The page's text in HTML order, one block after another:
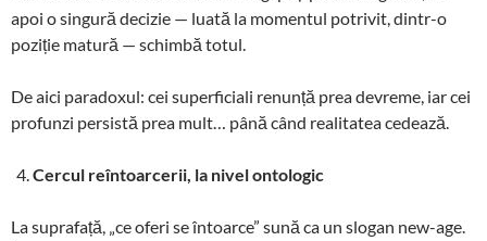
apoi o singură decizie — luată la momentul potrivit, dintr-o
poziție matură — schimbă totul.
De aici paradoxul: cei superficiali renunță prea devreme, iar cei
profunzi persistă prea mult… până când realitatea cedează.
Cercul reîntoarcerii, la nivel ontologic
La suprafață, „ce oferi se întoarce” sună ca un slogan new-age.